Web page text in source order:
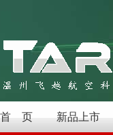
首 页 新品上市